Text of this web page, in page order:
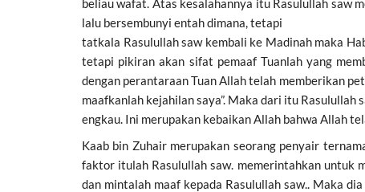
beliau wafat. Atas kesalahannya itu Rasulullah saw
lalu bersembunyi entah dimana, tetapi
tatkala Rasulullah saw kembali ke Madinah maka
tetapi pikiran akan sifat pemaaf Tuanlah yang
dengan perantaraan Tuan Allah telah memberikan
maafkanlah kejahilan saya”. Maka dari itu Rasulullah
engkau. Ini merupakan kebaikan Allah bahwa Allah
Kaab bin Zuhair merupakan seorang penyair
faktor itulah Rasulullah saw. memerintahkan untuk
dan mintalah maaf kepada Rasulullah saw.. Maka